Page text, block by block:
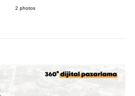
2 photos